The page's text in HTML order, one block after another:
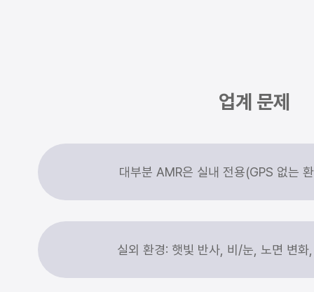
업계 문제
대부분 AMR은 실내 전용(GPS 없는
실외 환경: 햇빛 반사, 비/눈, 노면 변화